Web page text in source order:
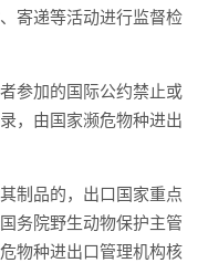
寄递等活动进行监督检
参加的国际公约禁止或
，由国家濒危物种进出
制品的，出口国家重点
务院野生动物保护主管
物种进出口管理机构核